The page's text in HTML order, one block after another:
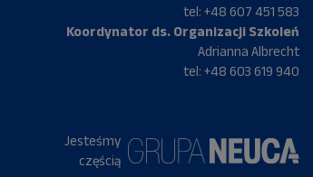
tel: +48 607 451 583
Koordynator ds. Organizacji Szkoleń
Adrianna Albrecht
tel: +48 603 619 940
Jesteśmy
częścią